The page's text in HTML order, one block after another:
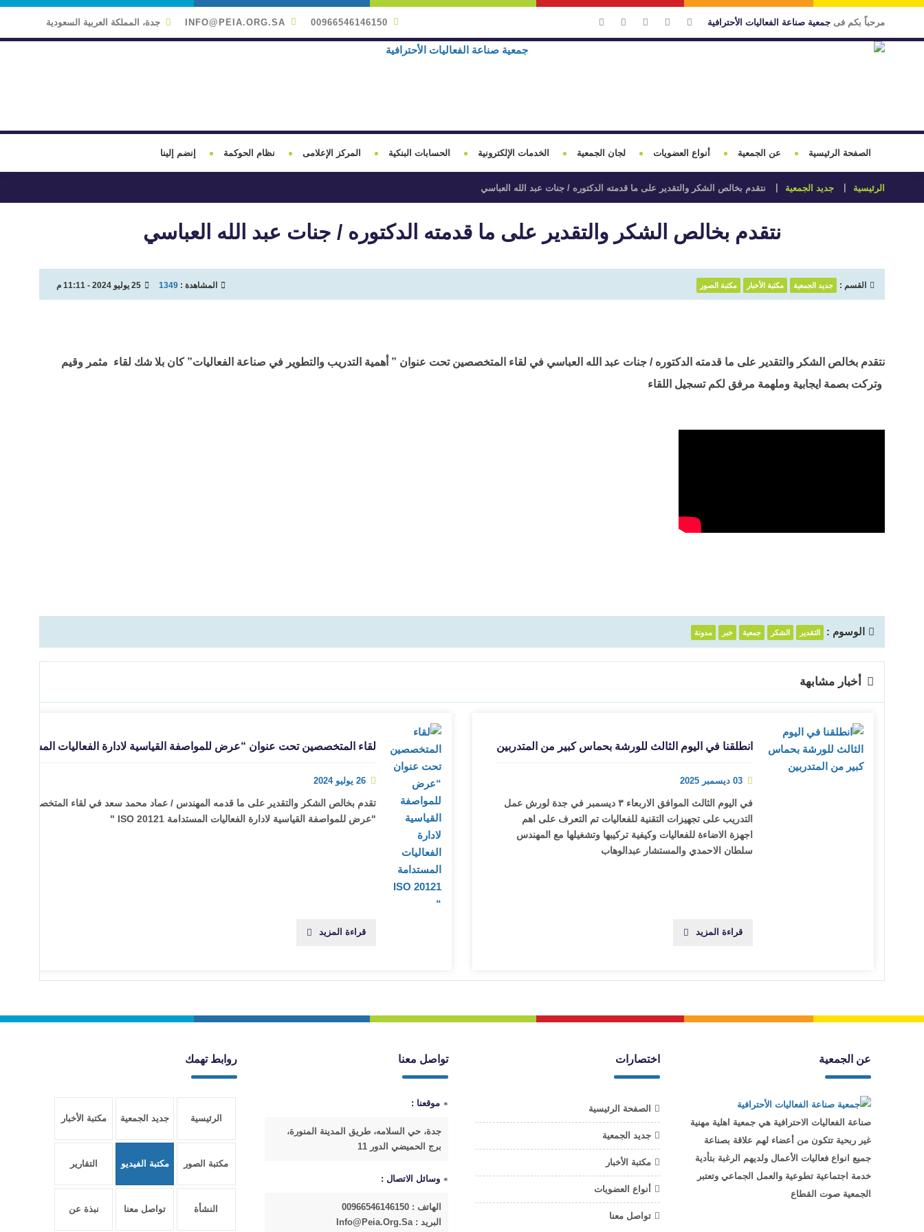
مرحباً بكم فى جمعية صناعة الفعاليات الأحترافية 00966546146150
INFO@PEIA.ORG.SA جدة، المملكة العربية السعودية
الصفحة الرئيسية عن الجمعية أنواع العضويات لجان الجمعية الخدمات الإلكترونية الحسابات البنكية المركز الإعلامى نظام الحوكمة إنضم إلينا
الرئيسية جديد الجمعية نتقدم بخالص الشكر والتقدير على ما قدمته الدكتوره / جنات عبد الله العباسي
نتقدم بخالص الشكر والتقدير على ما قدمته الدكتوره / جنات عبد الله العباسي
القسم : جديد الجمعية مكتبة الأخبار مكتبة الصور المشاهدة : 1349 25 يوليو 2024 - 11:11 م
نتقدم بخالص الشكر والتقدير على ما قدمته الدكتوره / جنات عبد الله العباسي في لقاء المتخصصين تحت عنوان ” أهمية التدريب والتطوير في صناعة الفعاليات” كان بلا شك لقاء مثمر وقيم
وتركت بصمة ايجابية وملهمة مرفق لكم تسجيل اللقاء
الوسوم : التقدير الشكر جمعية خبر مدونة
أخبار مشابهة
انطلقنا في اليوم الثالث للورشة بحماس كبير من المتدربين
03 ديسمبر 2025
في اليوم الثالث الموافق الاربعاء ٣ ديسمبر في جدة لورش عمل
التدريب على تجهيزات التقنية للفعاليات تم التعرف على اهم
اجهزة الاضاءة للفعاليات وكيفية تركيبها وتشغيلها مع المهندس
سلطان الاحمدي والمستشار عبدالوهاب
قراءة المزيد
لقاء المتخصصين تحت عنوان “عرض للمواصفة القياسية لادارة الفعاليات المستدامة ISO 20121 “
26 يوليو 2024
تقدم بخالص الشكر والتقدير على ما قدمه المهندس /⁨ عماد محمد سعد في لقاء
"عرض للمواصفة القياسية لادارة الفعاليات المستدامة ISO 20121 "
قراءة المزيد
عن الجمعية
صناعة الفعاليات الاحترافية هي جمعية اهلية مهنية
غير ربحية تتكون من أعضاء لهم علاقة بصناعة
جميع انواع فعاليات الأعمال ولديهم الرغبة بتأدية
خدمة اجتماعية تطوعية والعمل الجماعي وتعتبر
الجمعية صوت القطاع
اختصارات
الصفحة الرئيسية
جديد الجمعية
مكتبة الأخبار
أنواع العضويات
تواصل معنا
تواصل معنا
موقعنا :
جدة، حي السلامه، طريق المدينة المنورة،
برج الحميضي الدور 11
وسائل الاتصال :
الهاتف : 00966546146150
البريد : Info@peia.org.sa
روابط تهمك
الرئيسية جديد الجمعية مكتبة الأخبار
مكتبة الصور مكتبة الفيديو التقارير
النشأة تواصل معنا نبذة عن